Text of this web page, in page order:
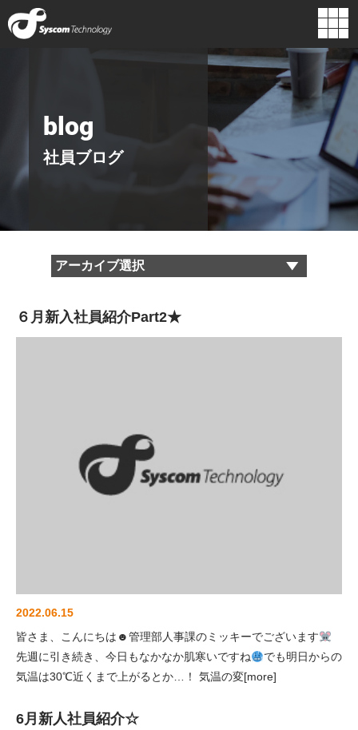
主要取引先
ロゴに込めた
想い
経営理念
blog
社員ブログ
６月新入社員紹介Part2★
2022.06.15
皆さま、こんにちは☻管理部人事課のミッキーでございます
先週に引き続き、今日もなかなか肌寒いですね
でも明日からの
気温は30℃近くまで上がるとか…！ 気温の変[more]
6月新人社員紹介☆